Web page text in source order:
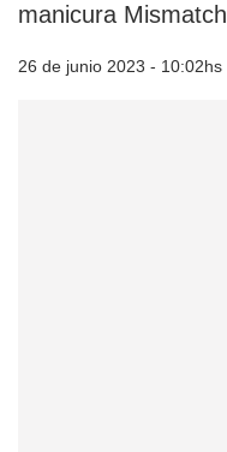
manicura Mismatch
26 de junio 2023 - 10:02hs